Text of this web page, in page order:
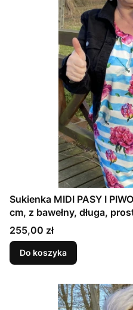
Sukienka MIDI PASY I
cm, z bawełny, długa,
Cena
255,00 zł
Do koszyka